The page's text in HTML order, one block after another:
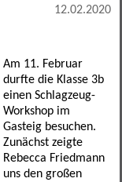
12.02.2020
Am 11. Februar
durfte die Klasse 3b
einen Schlagzeug-
Workshop im
Gasteig besuchen.
Zunächst zeigte
Rebecca Friedmann
uns den großen